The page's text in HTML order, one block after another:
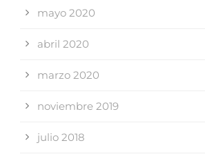
mayo 2020
abril 2020
marzo 2020
noviembre 2019
julio 2018